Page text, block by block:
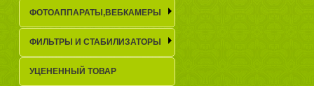
ФОТОАППАРАТЫ,ВЕБКАМЕРЫ
ФИЛЬТРЫ И СТАБИЛИЗАТОРЫ
УЦЕНЕННЫЙ ТОВАР